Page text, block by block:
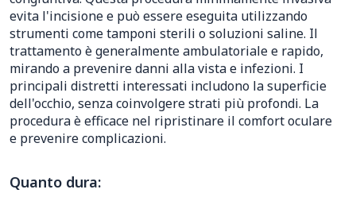
evita l'incisione e può essere eseguita utilizzando
strumenti come tamponi sterili o soluzioni saline. Il
trattamento è generalmente ambulatoriale e rapido,
mirando a prevenire danni alla vista e infezioni. I
principali distretti interessati includono la superficie
dell'occhio, senza coinvolgere strati più profondi. La
procedura è efficace nel ripristinare il comfort oculare
e prevenire complicazioni.
Quanto dura: